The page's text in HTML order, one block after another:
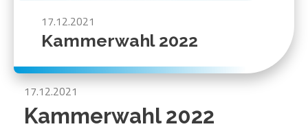
17.12.2021
Kammerwahl 2022
17.12.2021
Kammerwahl 2022